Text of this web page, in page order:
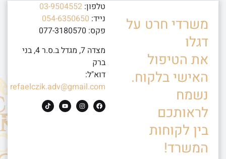
משרדי חרט על
דגלו
את הטיפול
האישי בלקוח.
נשמח
לראותכם
בין לקוחות
המשרד!
טלפון: 03-9504552
נייד: 054-6350650
פקס: 077-3180570
מצדה 7, מגדל ב.ס.ר 4, בני
ברק
דוא"ל:
refaelczik.adv@gmail.com